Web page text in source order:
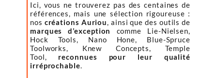
Ici, vous ne trouverez pas des centaines de
références, mais une sélection rigoureuse :
nos créations Auriou, ainsi que des outils de
marques d’exception
comme Lie-Nielsen,
Hock Tools, Nano Hone, Blue-Spruce
Toolworks, Knew Concepts, Temple
Tool, reconnues pour leur qualité
irréprochable.